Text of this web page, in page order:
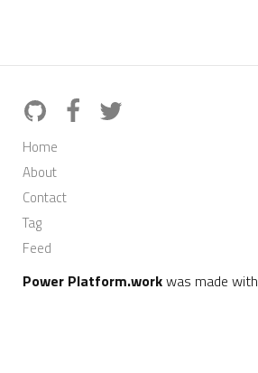
Home
About
Contact
Tag
Feed
Power Platform.workwas made with